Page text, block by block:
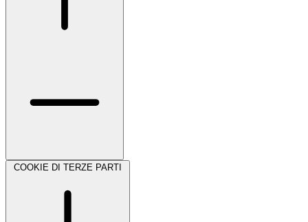
COOKIE DI TERZE PARTI